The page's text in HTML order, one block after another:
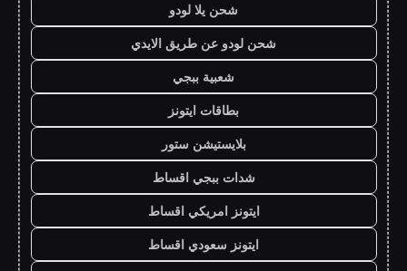
شحن يلا لودو
شحن لودو عن طريق الايدي
شعبية ببجي
بطاقات ايتونز
بلايستيشن ستور
شدات ببجي اقساط
ايتونز امريكي اقساط
ايتونز سعودي اقساط